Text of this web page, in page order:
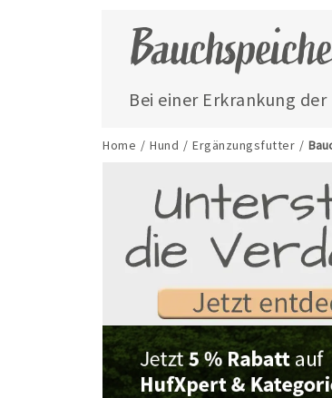
Home / Hund / Ergänzungsfutter /
Bei einer Erkrankung
Unterstützung bei der